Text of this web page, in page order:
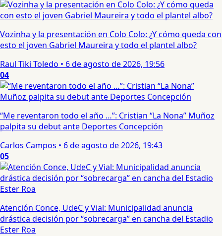
Vozinha y la presentación en Colo Colo: ¿Y cómo queda con
esto el joven Gabriel Maureira y todo el plantel albo?
Raul Tiki Toledo • 6 de agosto de 2026, 19:56
04
“Me reventaron todo el año …”: Cristian “La Nona” Muñoz
palpita su debut ante Deportes Concepción
Carlos Campos • 6 de agosto de 2026, 19:43
05
Atención Conce, UdeC y Vial: Municipalidad anuncia
drástica decisión por “sobrecarga” en cancha del Estadio
Ester Roa